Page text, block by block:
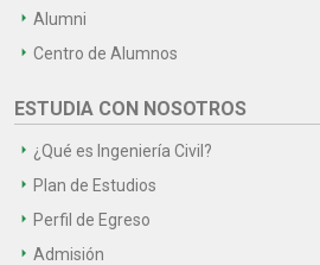
Alumni
Centro de Alumnos
ESTUDIA CON NOSOTROS
¿Qué es Ingeniería Civil?
Plan de Estudios
Perfil de Egreso
Admisión